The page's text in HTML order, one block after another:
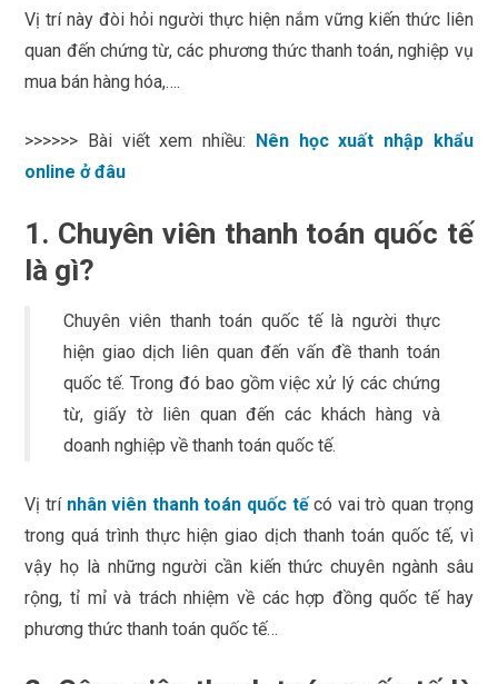
Vị trí này đòi hỏi người thực hiện nắm vững kiến thức liên
quan đến chứng từ, các phương thức thanh toán, nghiệp vụ
mua bán hàng hóa,….
>>>>>> Bài viết xem nhiều:
Nên học xuất nhập khẩu
online ở đâu
1. Chuyên viên thanh toán quốc tế
là gì?
Chuyên viên thanh toán quốc tế là người thực
hiện giao dịch liên quan đến vấn đề thanh toán
quốc tế. Trong đó bao gồm việc xử lý các chứng
từ, giấy tờ liên quan đến các khách hàng và
doanh nghiệp về thanh toán quốc tế.
Vị trí nhân viên thanh toán quốc tếcó vai trò quan trọng
trong quá trình thực hiện giao dịch thanh toán quốc tế, vì
vậy họ là những người cần kiến thức chuyên ngành sâu
rộng, tỉ mỉ và trách nhiệm về các hợp đồng quốc tế hay
phương thức thanh toán quốc tế…